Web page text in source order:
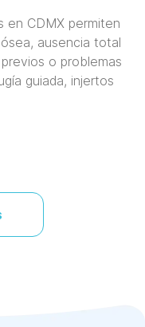
en CDMX permiten
ausencia total
o problemas
guiada, injertos